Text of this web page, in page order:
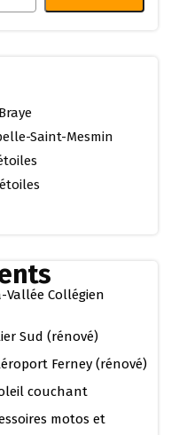
Saint-Mesmin
Collégien
Sud (rénové)
Ferney (rénové)
couchant
motos et